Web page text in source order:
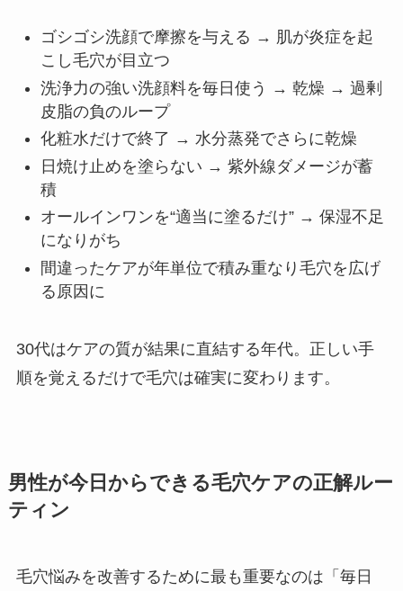
ゴシゴシ洗顔で摩擦を与える → 肌が炎症を起
こし毛穴が目立つ
洗浄力の強い洗顔料を毎日使う → 乾燥 → 過剰
皮脂の負のループ
化粧水だけで終了 → 水分蒸発でさらに乾燥
日焼け止めを塗らない → 紫外線ダメージが蓄
積
オールインワンを“適当に塗るだけ” → 保湿不足
になりがち
間違ったケアが年単位で積み重なり毛穴を広げ
る原因に
30代はケアの質が結果に直結する年代。正しい手
順を覚えるだけで毛穴は確実に変わります。
男性が今日からできる毛穴ケアの正解ルー
ティン
毛穴悩みを改善するために最も重要なのは「毎日